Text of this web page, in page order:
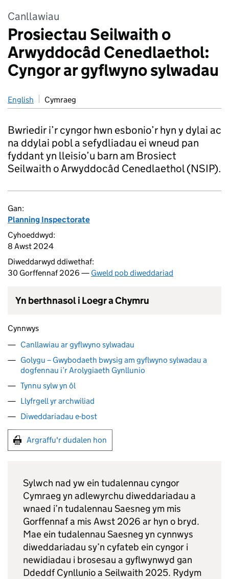
Canllawiau
Prosiectau Seilwaith o
Arwyddocâd Cenedlaethol:
Cyngor ar gyflwyno sylwadau
English Cymraeg
Bwriedir i’r cyngor hwn esbonio’r hyn y dylai ac
na ddylai pobl a sefydliadau ei wneud pan
fyddant yn lleisio’u barn am Brosiect
Seilwaith o Arwyddocâd Cenedlaethol (NSIP).
Gan:
Planning Inspectorate
Cyhoeddwyd:
8 Awst 2024
Diweddarwyd ddiwethaf:
30 Gorffennaf 2026 — Gweld pob diweddariad
Yn berthnasol i Loegr a Chymru
Cynnwys
Canllawiau ar gyflwyno sylwadau
Golygu – Gwybodaeth bwysig am gyflwyno sylwadau a
dogfennau i’r Arolygiaeth Gynllunio
Tynnu sylw yn ôl
Llyfrgell yr archwiliad
Diweddariadau e-bost
Argraffu'r dudalen hon
Sylwch nad yw ein tudalennau cyngor
Cymraeg yn adlewyrchu diweddariadau a
wnaed i’n tudalennau Saesneg ym mis
Gorffennaf a mis Awst 2026 ar hyn o bryd.
Mae ein tudalennau Saesneg yn cynnwys
diweddariadau sy’n cyfateb ein cyngor i
newidiadau i brosesau a gyflwynwyd gan
Ddeddf Cynllunio a Seilwaith 2025. Rydym